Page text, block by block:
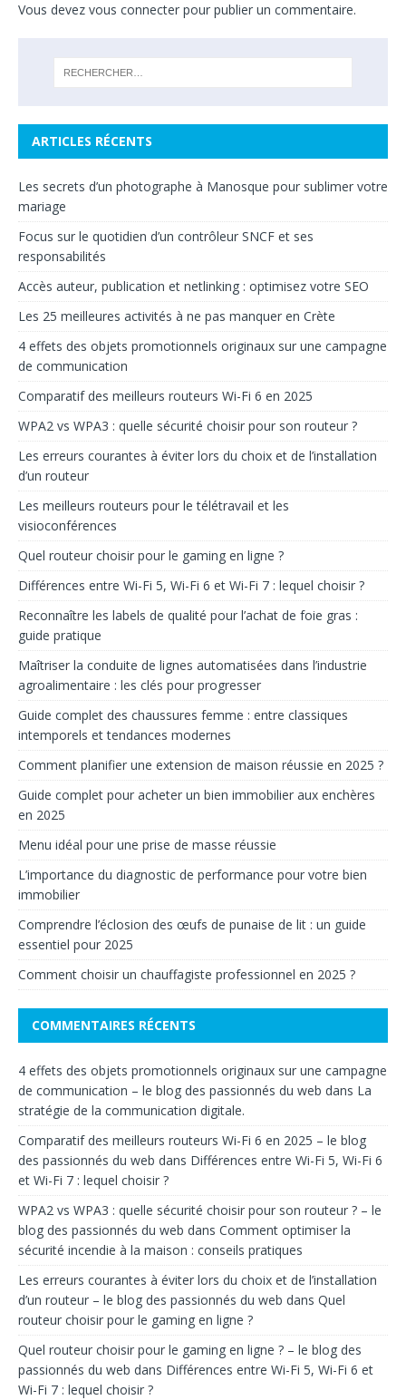
Vous devez vous connecter pour publier un commentaire.
ARTICLES RÉCENTS
Les secrets d’un photographe à Manosque pour sublimer votre
mariage
Focus sur le quotidien d’un contrôleur SNCF et ses
responsabilités
Accès auteur, publication et netlinking : optimisez votre SEO
Les 25 meilleures activités à ne pas manquer en Crète
4 effets des objets promotionnels originaux sur une campagne
de communication
Comparatif des meilleurs routeurs Wi-Fi 6 en 2025
WPA2 vs WPA3 : quelle sécurité choisir pour son routeur ?
Les erreurs courantes à éviter lors du choix et de l’installation
d’un routeur
Les meilleurs routeurs pour le télétravail et les
visioconférences
Quel routeur choisir pour le gaming en ligne ?
Différences entre Wi-Fi 5, Wi-Fi 6 et Wi-Fi 7 : lequel choisir ?
Reconnaître les labels de qualité pour l’achat de foie gras :
guide pratique
Maîtriser la conduite de lignes automatisées dans l’industrie
agroalimentaire : les clés pour progresser
Guide complet des chaussures femme : entre classiques
intemporels et tendances modernes
Comment planifier une extension de maison réussie en 2025 ?
Guide complet pour acheter un bien immobilier aux enchères
en 2025
Menu idéal pour une prise de masse réussie
L’importance du diagnostic de performance pour votre bien
immobilier
Comprendre l’éclosion des œufs de punaise de lit : un guide
essentiel pour 2025
Comment choisir un chauffagiste professionnel en 2025 ?
COMMENTAIRES RÉCENTS
4 effets des objets promotionnels originaux sur une campagne
de communication – le blog des passionnés du web dans La
stratégie de la communication digitale.
Comparatif des meilleurs routeurs Wi-Fi 6 en 2025 – le blog
des passionnés du web dans Différences entre Wi-Fi 5, Wi-Fi 6
et Wi-Fi 7 : lequel choisir ?
WPA2 vs WPA3 : quelle sécurité choisir pour son routeur ? – le
blog des passionnés du web dans Comment optimiser la
sécurité incendie à la maison : conseils pratiques
Les erreurs courantes à éviter lors du choix et de l’installation
d’un routeur – le blog des passionnés du web dans Quel
routeur choisir pour le gaming en ligne ?
Quel routeur choisir pour le gaming en ligne ? – le blog des
passionnés du web dans Différences entre Wi-Fi 5, Wi-Fi 6 et
Wi-Fi 7 : lequel choisir ?